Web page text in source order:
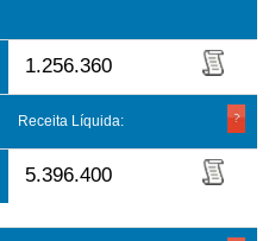
1.256.360
Receita Líquida:
5.396.400